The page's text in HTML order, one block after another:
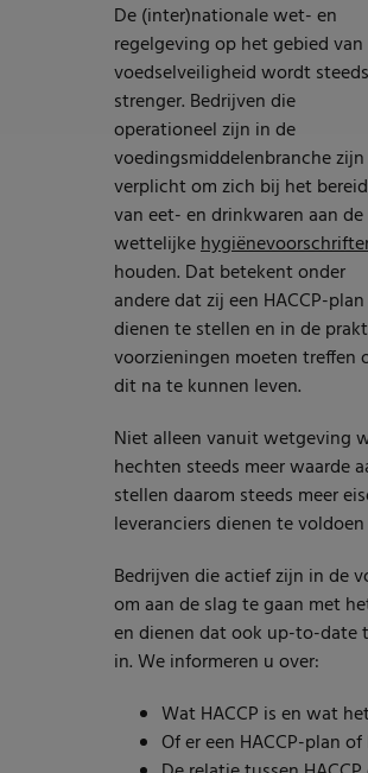
De (inter)nationale wet- en
regelgeving op het gebied van
voedselveiligheid wordt steeds
strenger. Bedrijven die
operationeelzijn in de
voedingsmiddelenbranche zijn
verplicht om zich bij het
van eet- en drinkwaren aan de
wettelijke
houden. Dat betekent onder
andere dat zij een HACCP-
dienen te stellen en in de
voorzieningen moeten treffen
dit na te kunnen leven.
Niet alleen vanuit wetgeving
hechten steeds meer waarde
stellen daarom steeds meer
leveranciers dienen te voldoen
Bedrijven die actief zijn in de
om aan de slag te gaan met
en dienen dat ook up-to-date
in. We informeren u over:
Wat HACCP is en wat
Of er een HACCP-plan